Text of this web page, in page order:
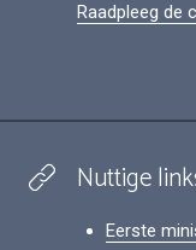
Raadpleeg de
Nuttige
Eerste